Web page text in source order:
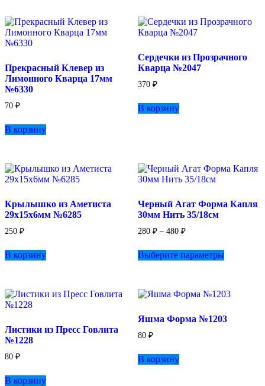
Прекрасный Клевер из
Лимонного Кварца 17мм
№6330
70 ₽
В корзину
Сердечки из Прозрачного
Кварца №2047
370 ₽
В корзину
Крылышко из Аметиста
29х15х6мм №6285
250 ₽
В корзину
Черный Агат Форма Капля
30мм Нить 35/18см
280 ₽ – 480 ₽Диапазон
280 ₽
–
Выберите параметрытовар
Опции
выбрать
Листики из Пресс Говлита
№1228
80 ₽
В корзину
Яшма Форма №1203
80 ₽
В корзину